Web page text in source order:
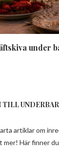
under
TILL
artiklar om
mer! Här finner